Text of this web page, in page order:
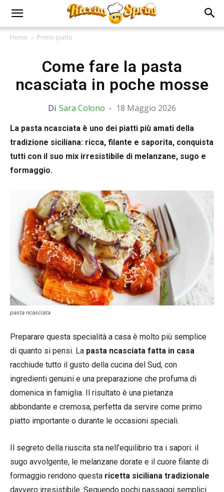
Home Primo piatto
Come fare la pasta
ncasciata in poche mosse
Di Sara Colono - 18 Maggio 2026
La pasta ncasciata è uno dei piatti più amati della
tradizione siciliana: ricca, filante e saporita, conquista
tutti con il suo mix irresistibile di melanzane, sugo e
formaggio.
pasta ncasciata
Preparare questa specialità a casa è molto più semplice
di quanto si pensi. La pasta ncasciata fatta in casa
racchiude tutto il gusto della cucina del Sud, con
ingredienti genuini e una preparazione che profuma di
domenica in famiglia. Il risultato è una pietanza
abbondante e cremosa, perfetta da servire come primo
piatto importante o durante le occasioni speciali.
Il segreto della riuscita sta nell’equilibrio tra i sapori: il
sugo avvolgente, le melanzane dorate e il cuore filante di
formaggio rendono questa ricetta siciliana tradizionale
davvero irresistibile. Seguendo pochi passaggi semplici